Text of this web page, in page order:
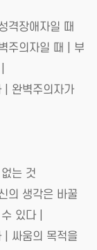
격장애자일 때
주의자일 때 | 부
| 완벽주의자가
는 것
의 생각은 바꿀
있다 |
| 싸움의 목적을